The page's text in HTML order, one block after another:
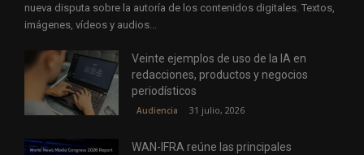
nueva disputa sobre la autoría de los contenidos digitales. Textos,
imágenes, vídeos y audios...
Veinte ejemplos de uso de la IA en
redacciones, productos y negocios
periodísticos
Audiencia 31 julio, 2026
WAN-IFRA reúne las principales